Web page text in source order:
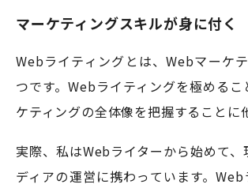
マーケティングスキルが身に付く
Webライティングとは、Webマーケ
つです。Webライティングを極めるこ
ケティングの全体像を把握することに
実際、私はWebライターから始めて、
ディアの運営に携わっています。